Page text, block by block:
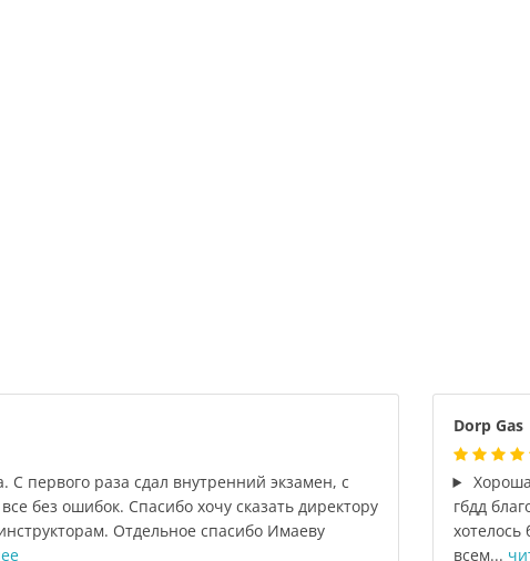
С первого раза сдал внутренний экзамен, с
без ошибок. Спасибо хочу сказать директору
Отдельное спасибо Имаеву
Dorp Gas
гбдд
всем...